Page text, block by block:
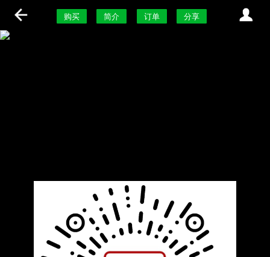
购买 简介 订单 分享